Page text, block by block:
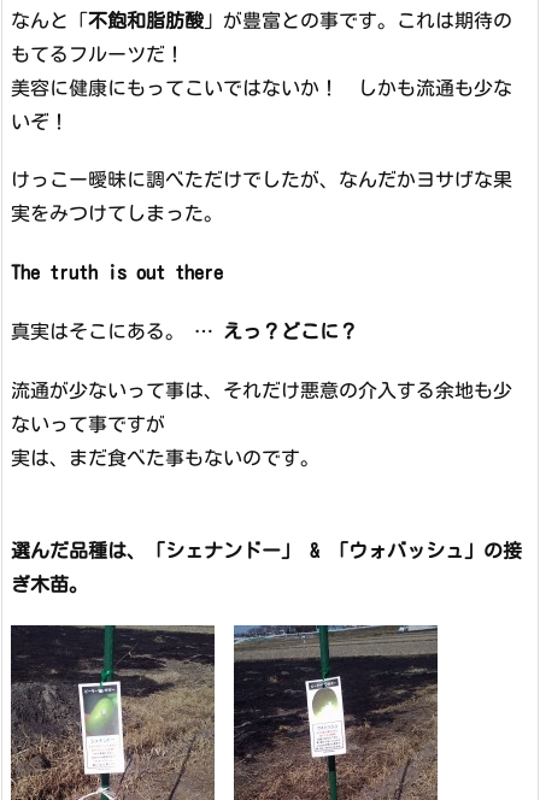
なんと「不飽和脂肪酸 」が豊富との事です。これは期待の
もてるフルーツだ！
美容に健康にもってこいではないか！ しかも流通も少な
いぞ！
けっこー曖昧に調べただけでしたが、なんだかヨサげな果
実をみつけてしまった。
The truth is out there
真実はそこにある。 … えっ？どこに？
流通が少ないって事は、それだけ悪意の介入する余地も少
ないって事ですが
実は、まだ食べた事もないのです。
選んだ品種は、「シェナンドー」 & 「ウォバッシュ」の接
ぎ木苗。